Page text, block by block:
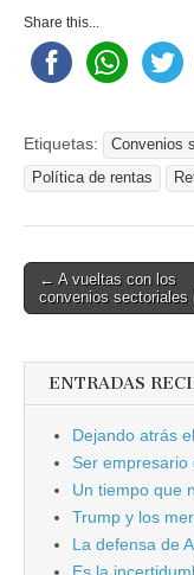
Share this...
Etiquetas: Convenios
Política de rentas
Post
navigation
← A vueltas con los
convenios sectoriales
ENTRADAS
Dejando atrás
Ser empresario
Un tiempo que
Trump y los
La defensa de